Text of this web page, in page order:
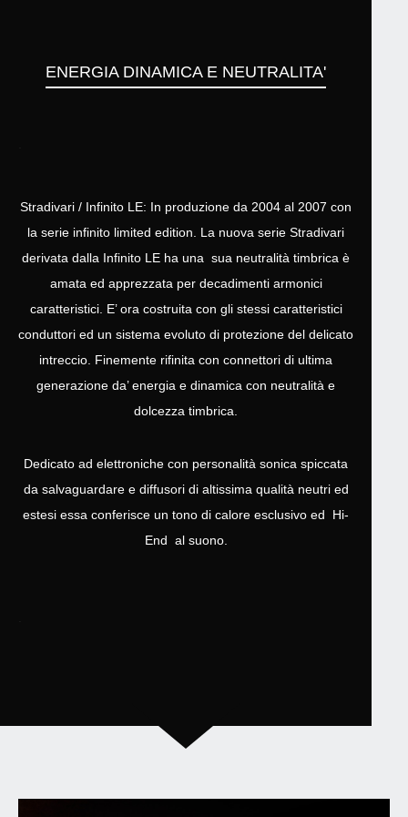
ENERGIA DINAMICA E NEUTRALITA'
Stradivari / Infinito LE: In produzione da 2004 al 2007 con
la serie infinito limited edition. La nuova serie Stradivari
derivata dalla Infinito LE ha una sua neutralità timbrica è
amata ed apprezzata per decadimenti armonici
caratteristici. E’ ora costruita con gli stessi caratteristici
conduttori ed un sistema evoluto di protezione del delicato
intreccio. Finemente rifinita con connettori di ultima
generazione da’ energia e dinamica con neutralità e
dolcezza timbrica.
Dedicato ad elettroniche con personalità sonica spiccata
da salvaguardare e diffusori di altissima qualità neutri ed
estesi essa conferisce un tono di calore esclusivo ed Hi-
End al suono.